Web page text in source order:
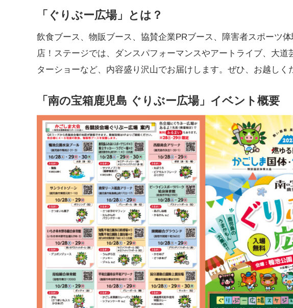
「ぐりぶー広場」とは？
飲食ブース、物販ブース、協賛企業PRブース、障害者スポーツ
店！ステージでは、ダンスパフォーマンスやアートライブ、大道
ターショーなど、内容盛り沢山でお届けします。ぜひ、お越しく
「南の宝箱鹿児島 ぐりぶー広場」イベント概要